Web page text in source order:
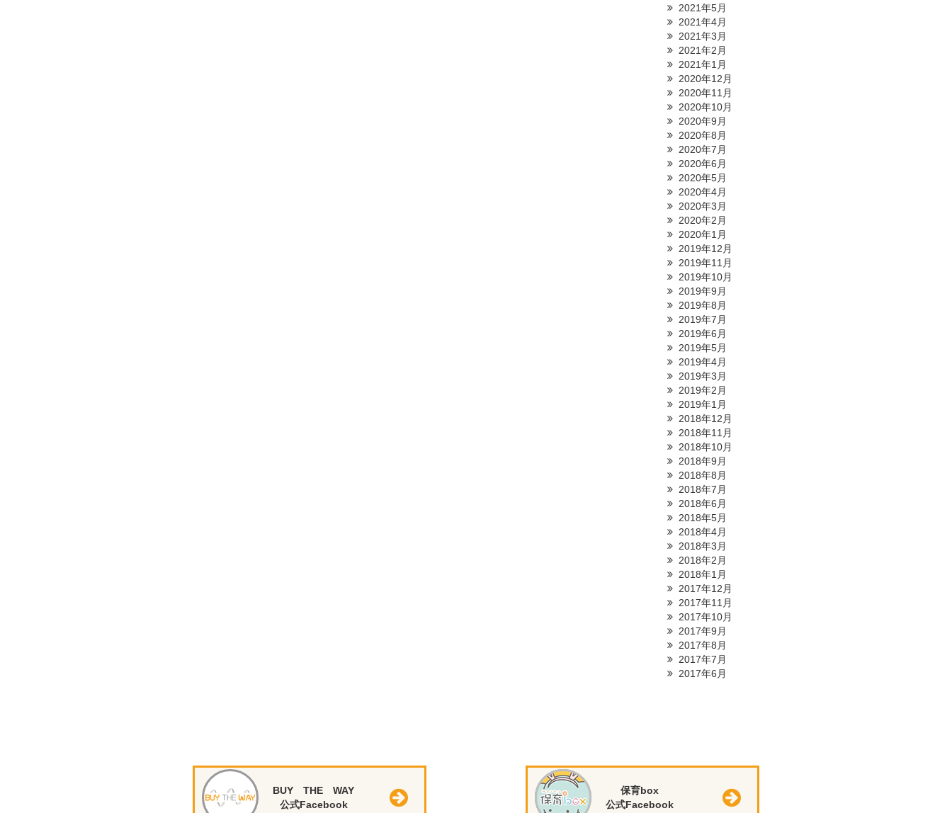
2021年5月
2021年4月
2021年3月
2021年2月
2021年1月
2020年12月
2020年11月
2020年10月
2020年9月
2020年8月
2020年7月
2020年6月
2020年5月
2020年4月
2020年3月
2020年2月
2020年1月
2019年12月
2019年11月
2019年10月
2019年9月
2019年8月
2019年7月
2019年6月
2019年5月
2019年4月
2019年3月
2019年2月
2019年1月
2018年12月
2018年11月
2018年10月
2018年9月
2018年8月
2018年7月
2018年6月
2018年5月
2018年4月
2018年3月
2018年2月
2018年1月
2017年12月
2017年11月
2017年10月
2017年9月
2017年8月
2017年7月
2017年6月
BUY THE WAY
公式Facebook
保育box
公式Facebook